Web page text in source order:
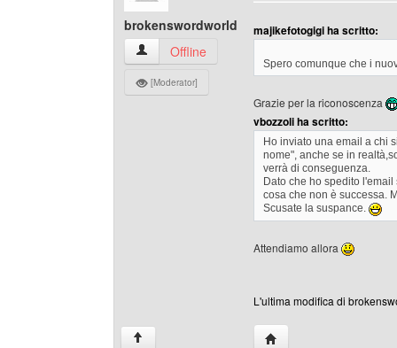
brokenswordworld
brokenswordworld Profilo
Offline
[Moderator]
majikefotogigi ha scritto:
Spero comunque che i
Grazie per la riconoscenza
vbozzoli ha scritto:
Ho inviato una email a chi
nome", anche se in
verrà di conseguenza.
Dato che ho spedito
cosa che non è successa.
Scusate la suspance.
Attendiamo allora
L'ultima modifica di
↑ HomePage: